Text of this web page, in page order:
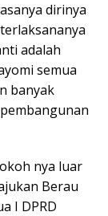
dirinya
adalah
semua
banyak
nya luar
Berau
I DPRD